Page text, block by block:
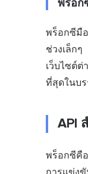
พร็อก
พร็อกซีมื
ช่วงเล็ก
เว็บไซต์
ที่สุดในบร
API
พร็อกซีคื